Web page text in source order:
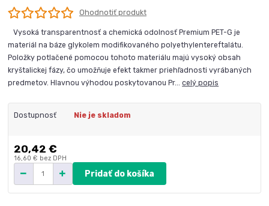
Ohodnotiť produkt
Vysoká transparentnosť a chemická odolnosť Premium PET-G je
materiál na báze glykolem modifikovaného polyethylentereftalátu.
Položky potlačené pomocou tohoto materiálu majú vysoký obsah
kryštalickej fázy, čo umožňuje efekt takmer priehľadnosti vyrábaných
predmetov. Hlavnou výhodou poskytovanou Pr...celý popis
Dostupnosť Nie je skladom
20,42 €
16,60 € bez DPH
Pridať do košíka